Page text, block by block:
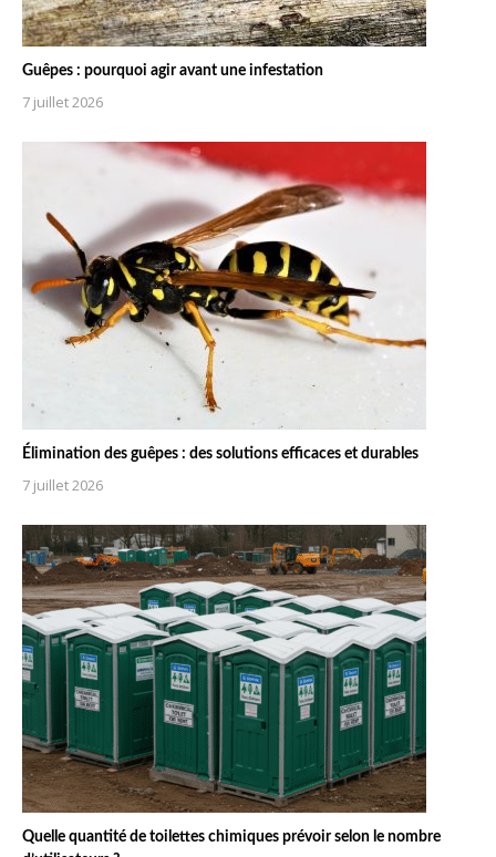
Guêpes : pourquoi agir avant une infestation
7 juillet 2026
Élimination des guêpes : des solutions efficaces et durables
7 juillet 2026
Quelle quantité de toilettes chimiques prévoir selon le nombre